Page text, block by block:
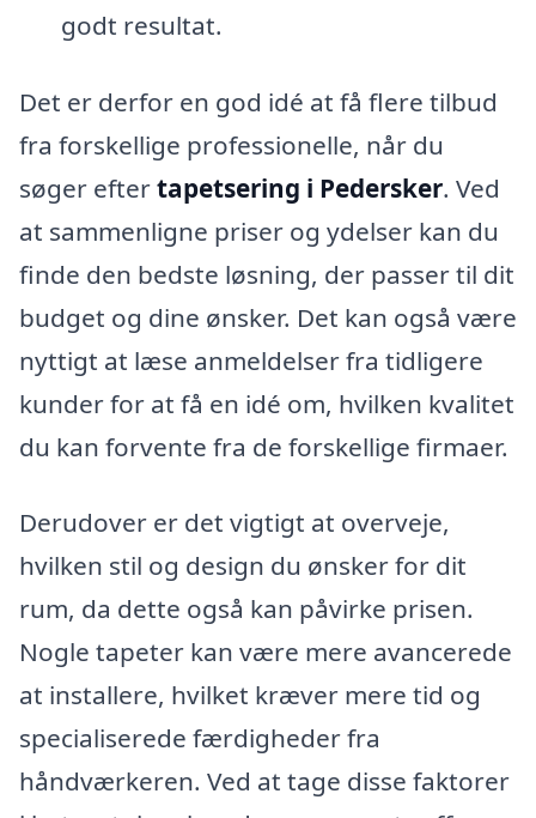
godt resultat.
Det er derfor en god idé at få flere tilbud
fra forskellige professionelle, når du
søger eftertapetsering i Pedersker. Ved
at sammenligne priser og ydelser kan du
finde den bedste løsning, der passer til dit
budget og dine ønsker. Det kan også være
nyttigt at læse anmeldelser fra tidligere
kunder for at få en idé om, hvilken kvalitet
du kan forvente fra de forskellige firmaer.
Derudover er det vigtigt at overveje,
hvilken stil og design du ønsker for dit
rum, da dette også kan påvirke prisen.
Nogle tapeter kan være mere avancerede
at installere, hvilket kræver mere tid og
specialiserede færdigheder fra
håndværkeren. Ved at tage disse faktorer